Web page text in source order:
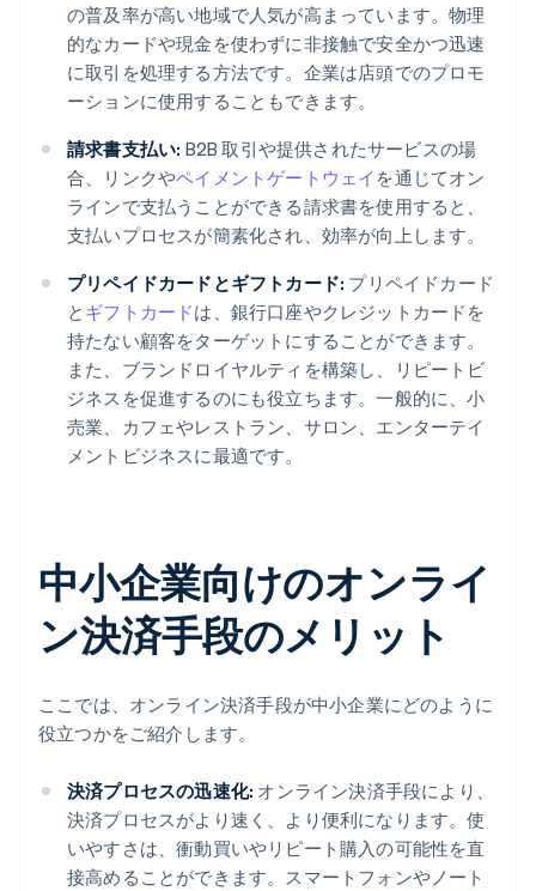
の普及率が高い地域で人気が高まっています。物理
的なカードや現金を使わずに非接触で安全かつ迅速
に取引を処理する方法です。企業は店頭でのプロモ
ーションに使用することもできます。
請求書支払い: B2B 取引や提供されたサービスの場
合、リンクやペイメントゲートウェイ を通じてオン
ラインで支払うことができる請求書を使用すると、
支払いプロセスが簡素化され、効率が向上します。
プリペイドカードとギフトカード: プリペイドカード
と ギフトカードは、銀行口座やクレジットカードを
持たない顧客をターゲットにすることができます。
また、ブランドロイヤルティを構築し、リピートビ
ジネスを促進するのにも役立ちます。一般的に、小
売業、カフェやレストラン、サロン、エンターテイ
メントビジネスに最適です。
中小企業向けのオンライ
ン決済手段のメリット
ここでは、オンライン決済手段が中小企業にどのように
役立つかをご紹介します。
決済プロセスの迅速化: オンライン決済手段により、
決済プロセスがより速く、より便利になります。使
いやすさは、衝動買いやリピート購入の可能性を直
接高めることができます。スマートフォンやノート